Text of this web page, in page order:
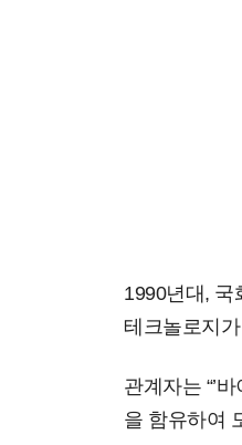
1990년대, 국
테크놀로지
관계자는 “’
을 함유하여